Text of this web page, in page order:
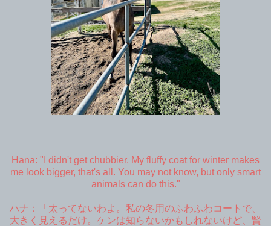
Hana: "I didn't get chubbier. My fluffy coat for winter makes
me look bigger, that's all. You may not know, but only smart
animals can do this."
ハナ：「太ってないわよ。私の冬用のふわふわコートで、
大きく見えるだけ。ケンは知らないかもしれないけど、賢